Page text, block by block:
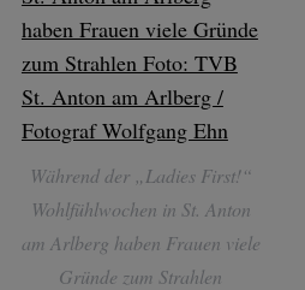
Während der „Ladies First!“
Wohlfühlwochen in St. Anton
am Arlberg haben Frauen viele
Gründe zum Strahlen